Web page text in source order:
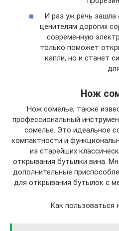
И раз уж речь зашла
ценителям дорогих
современную
только поможет
капли, но и станет
Нож
Нож сомелье, также
профессиональный
сомелье. Это идеальное
компактности и
из старейших
открывания бутылки вина.
дополнительные
для открывания бутылок с
Как пользоваться